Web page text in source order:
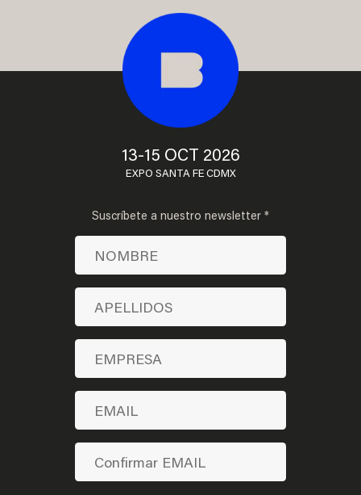
13-15 OCT 2026
EXPO SANTA FE CDMX
Suscríbete a nuestro newsletter *